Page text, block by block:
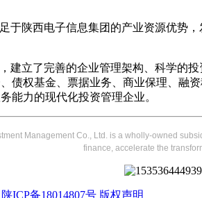
于陕西电子信息集团的产业资源优
建立了完善的企业管理架构、科学的
债权基金、票据业务、商业保理、
能力的现代化投资管理企业。
Management Co., Ltd. is a wholly-owned
finance, accelerate the
陕ICP备18014807号 版权声明